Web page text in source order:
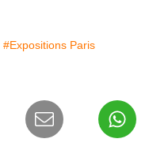
#Expositions Paris